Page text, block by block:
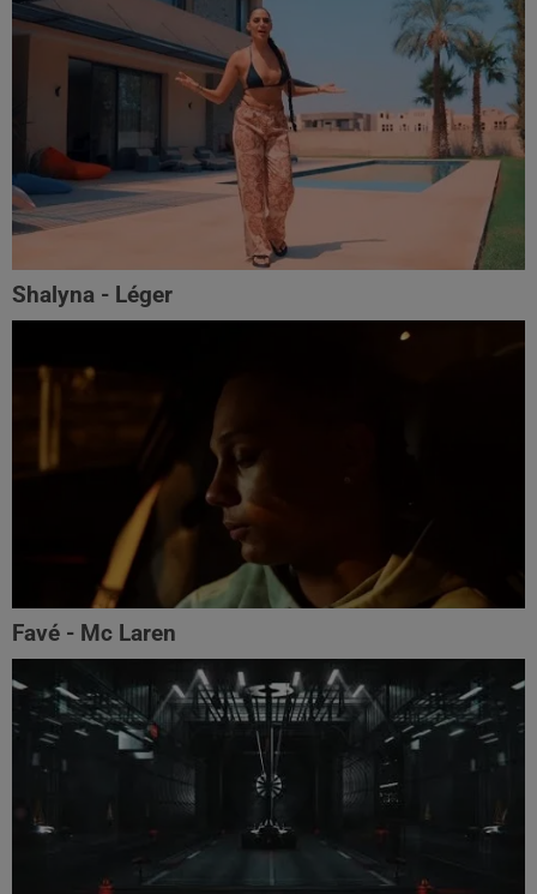
Shalyna - Léger
Favé - Mc Laren